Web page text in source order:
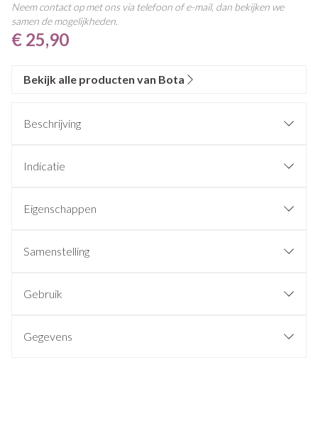
€ 25,90
Neem contact op met ons via telefoon of e-mail, dan bekijken we
samen de mogelijkheden.
Bekijk alle producten van Bota
Beschrijving
Indicatie
Eigenschappen
Samenstelling
Gebruik
Gegevens